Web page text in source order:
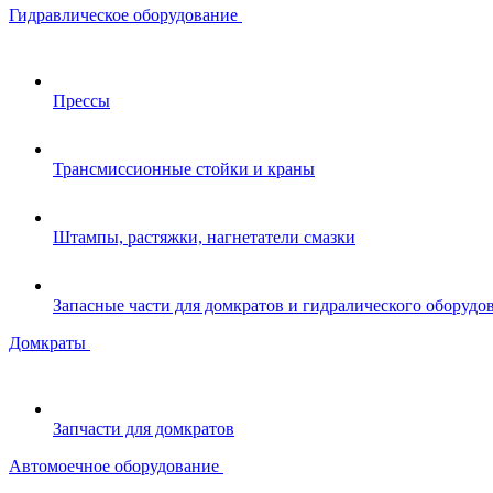
Гидравлическое оборудование
Прессы
Трансмиссионные стойки и краны
Штампы, растяжки, нагнетатели смазки
Запасные части для домкратов и гидралического
Домкраты
Запчасти для домкратов
Автомоечное оборудование